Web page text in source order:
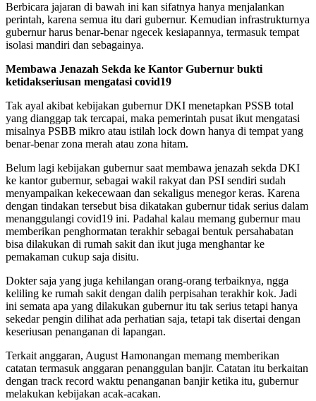
Berbicara jajaran di bawah ini kan sifatnya hanya menjalankan
perintah, karena semua itu dari gubernur. Kemudian infrastrukturnya
gubernur harus benar-benar ngecek kesiapannya, termasuk tempat
isolasi mandiri dan sebagainya.
Membawa Jenazah Sekda ke Kantor Gubernur bukti
ketidakseriusan mengatasi covid19
Tak ayal akibat kebijakan gubernur DKI menetapkan PSSB total
yang dianggap tak tercapai, maka pemerintah pusat ikut mengatasi
misalnya PSBB mikro atau istilah lock down hanya di tempat yang
benar-benar zona merah atau zona hitam.
Belum lagi kebijakan gubernur saat membawa jenazah sekda DKI
ke kantor gubernur, sebagai wakil rakyat dan PSI sendiri sudah
menyampaikan kekecewaan dan sekaligus menegor keras. Karena
dengan tindakan tersebut bisa dikatakan gubernur tidak serius dalam
menanggulangi covid19 ini. Padahal kalau memang gubernur mau
memberikan penghormatan terakhir sebagai bentuk persahabatan
bisa dilakukan di rumah sakit dan ikut juga menghantar ke
pemakaman cukup saja disitu.
Dokter saja yang juga kehilangan orang-orang terbaiknya, ngga
keliling ke rumah sakit dengan dalih perpisahan terakhir kok. Jadi
ini semata apa yang dilakukan gubernur itu tak serius tetapi hanya
sekedar pengin dilihat ada perhatian saja, tetapi tak disertai dengan
keseriusan penanganan di lapangan.
Terkait anggaran, August Hamonangan memang memberikan
catatan termasuk anggaran penanggulan banjir. Catatan itu berkaitan
dengan track record waktu penanganan banjir ketika itu, gubernur
melakukan kebijakan acak-acakan.